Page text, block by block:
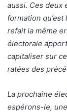
aussi. Ces deux
formation qu’est
refait la même
électorale
capitaliser sur
ratées des
La prochaine
espérons-le,